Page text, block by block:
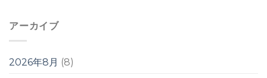
アーカイブ
2026年8月 (8)